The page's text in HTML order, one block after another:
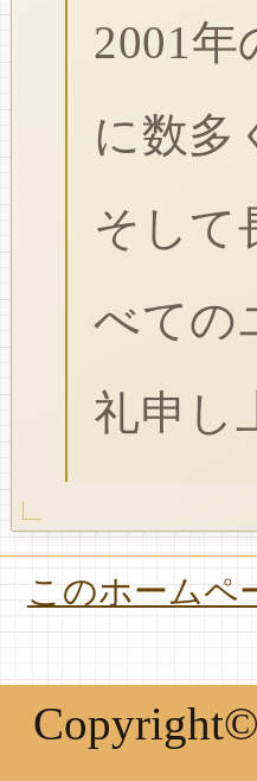
2001
に数多
そして
べての
礼申し
このホームペ